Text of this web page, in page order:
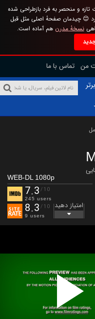
تازه و منحصر به فرد بازطراحی شده
😊 چیدمان صفحهٔ اصلی مثل قبل
نسخهٔ مدرن هم آماده است.
من تماس با ما
WEB-DL 1080p
7.3 /10
245 users
8.3 /10
9 users
امتیاز دهید